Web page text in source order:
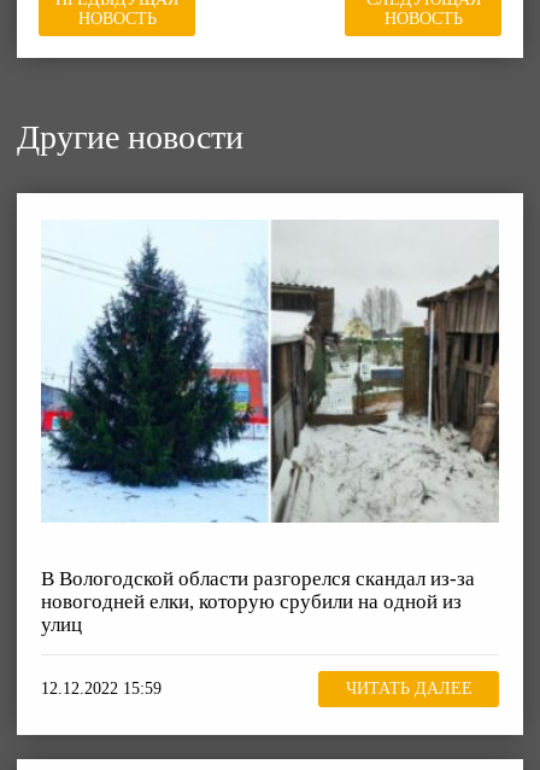
НОВОСТЬ
НОВОСТЬ
Другие новости
В Вологодской области разгорелся скандал из-за
новогодней елки, которую срубили на одной из
улиц
12.12.2022 15:59 ЧИТАТЬ ДАЛЕЕ